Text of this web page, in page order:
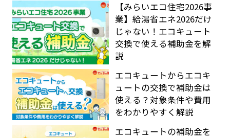
【みらいエコ住宅2026事
業】給湯省エネ2026だけ
じゃない！エコキュート
交換で使える補助金を解
説
エコキュートからエコキ
ュートの交換で補助金は
使える？対象条件や費用
をわかりやすく解説
エコキュートの補助金を